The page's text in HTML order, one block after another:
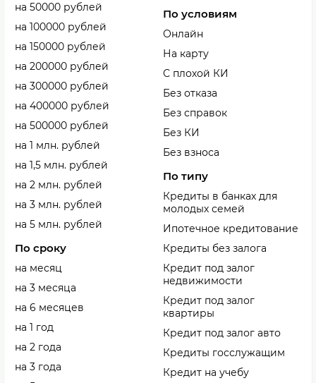
на 50000 рублей
на 100000 рублей
на 150000 рублей
на 200000 рублей
на 300000 рублей
на 400000 рублей
на 500000 рублей
на 1 млн. рублей
на 1,5 млн. рублей
на 2 млн. рублей
на 3 млн. рублей
на 5 млн. рублей
По сроку
на месяц
на 3 месяца
на 6 месяцев
на 1 год
на 2 года
на 3 года
По условиям
Онлайн
На карту
С плохой КИ
Без отказа
Без справок
Без КИ
Без взноса
По типу
Кредиты в банках для
молодых семей
Ипотечное кредитование
Кредиты без залога
Кредит под залог
недвижимости
Кредит под залог
квартиры
Кредит под залог авто
Кредиты госслужащим
Кредит на учебу